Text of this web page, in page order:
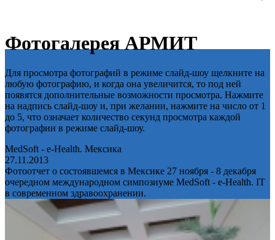
Фотогалерея АРМИТ
Для просмотра фотографий в режиме слайд-шоу щелкните на
любую фотографию, и когда она увеличится, то под ней
появятся дополнительные возможности просмотра. Нажмите
на надпись слайд-шоу и, при желании, нажмите на число от 1
до 5, что означает количество секунд просмотра каждой
фотографии в режиме слайд-шоу.
MedSoft - e-Health. Мексика
27.11.2013
Фотоотчет о состоявшемся в Мексике 27 ноября - 8 декабря
очередном международном симпозиуме MedSoft - e-Health. IT
в современном здравоохранении.